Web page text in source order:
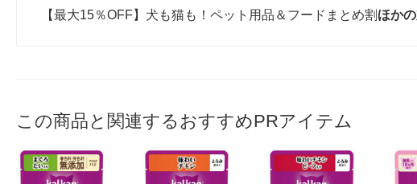
【最大15％OFF】犬も猫も！ペット用品＆フードまとめ割 ほか
この商品と関連するおすすめPRアイテム